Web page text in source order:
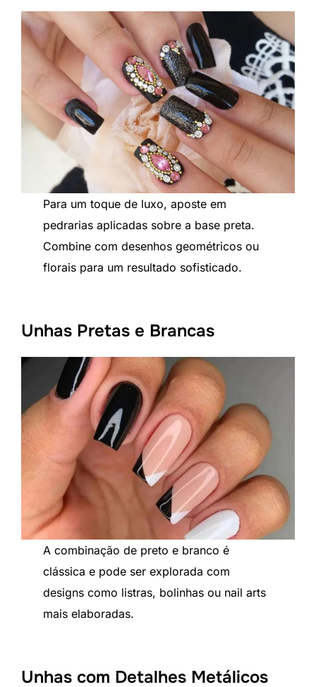
Para um toque de luxo, aposte em
pedrarias aplicadas sobre a base preta.
Combine com desenhos geométricos ou
florais para um resultado sofisticado.
Unhas Pretas e Brancas
A combinação de preto e branco é
clássica e pode ser explorada com
designs como listras, bolinhas ou nail arts
mais elaboradas.
Unhas com Detalhes Metálicos